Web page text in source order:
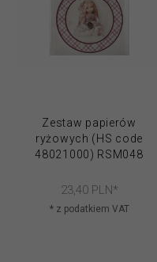
Zestaw papierów
ryżowych (HS code
48021000) RSM048
23,40 PLN*
* z podatkiem VAT